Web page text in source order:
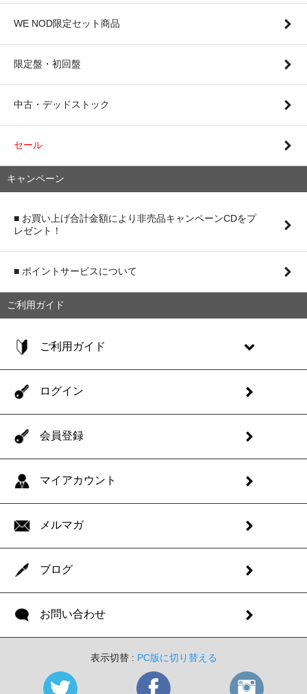
WE NOD限定セット商品
限定盤・初回盤
中古・デッドストック
セール
キャンペーン
■ お買い上げ合計金額により非売品キャンペーンCDをプ
レゼント！
■ ポイントサービスについて
ご利用ガイド
ご利用ガイド
ログイン
会員登録
マイアカウント
メルマガ
ブログ
お問い合わせ
表示切替 : PC版に切り替える